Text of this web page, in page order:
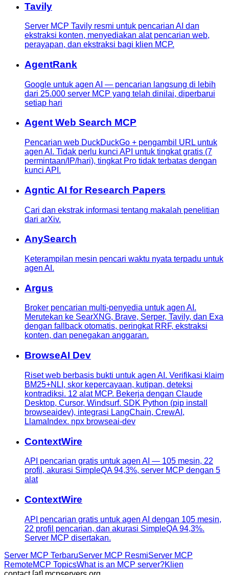
Tavily
Server MCP Tavily resmi untuk pencarian AI dan
ekstraksi konten, menyediakan alat pencarian web,
perayapan, dan ekstraksi bagi klien MCP.
AgentRank
Google untuk agen AI — pencarian langsung di lebih
dari 25.000 server MCP yang telah dinilai, diperbarui
setiap hari
Agent Web Search MCP
Pencarian web DuckDuckGo + pengambil URL untuk
agen AI. Tidak perlu kunci API untuk tingkat gratis (7
permintaan/IP/hari), tingkat Pro tidak terbatas dengan
kunci API.
Agntic AI for Research Papers
Cari dan ekstrak informasi tentang makalah penelitian
dari arXiv.
AnySearch
Keterampilan mesin pencari waktu nyata terpadu untuk
agen AI.
Argus
Broker pencarian multi-penyedia untuk agen AI.
Merutekan ke SearXNG, Brave, Serper, Tavily, dan Exa
dengan fallback otomatis, peringkat RRF, ekstraksi
konten, dan penegakan anggaran.
BrowseAI Dev
Riset web berbasis bukti untuk agen AI. Verifikasi klaim
BM25+NLI, skor kepercayaan, kutipan, deteksi
kontradiksi. 12 alat MCP. Bekerja dengan Claude
Desktop, Cursor, Windsurf. SDK Python (pip install
browseaidev), integrasi LangChain, CrewAI,
LlamaIndex. npx browseai-dev
ContextWire
API pencarian gratis untuk agen AI — 105 mesin, 22
profil, akurasi SimpleQA 94,3%, server MCP dengan 5
alat
ContextWire
API pencarian gratis untuk agen AI dengan 105 mesin,
22 profil pencarian, dan akurasi SimpleQA 94,3%.
Server MCP disertakan.
Server MCP TerbaruServer MCP ResmiServer MCP
RemoteMCP TopicsWhat is an MCP server?Klien